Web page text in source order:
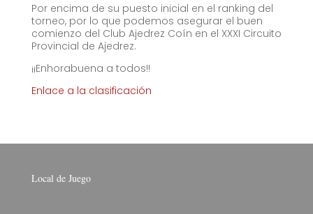
Por encima de su puesto inicial en el ranking del
torneo, por lo que podemos asegurar el buen
comienzo del Club Ajedrez Coín en el XXXI Circuito
Provincial de Ajedrez.
¡¡Enhorabuena a todos!!
Enlace a la clasificación
Local de Juego